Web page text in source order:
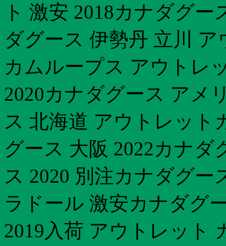
ト 激安 2018カナダグ
ダグース 伊勢丹 立川
カムループス アウトレ
2020カナダグース アメ
ス 北海道 アウトレット
グース 大阪 2022カナ
ス 2020 別注カナダグ
ラドール 激安カナダグ
2019入荷 アウトレット